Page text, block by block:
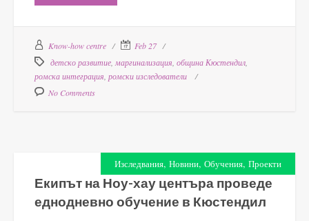
Know-how centre
Feb 27
детско развитие,маргинализация, община Кюстендил,
ромска интеграция, ромски изследователи
No Comments
Изследвания, Новини, Обучения, Проекти
Екипът на Ноу-хау центъра проведе
еднодневно обучение в Кюстендил